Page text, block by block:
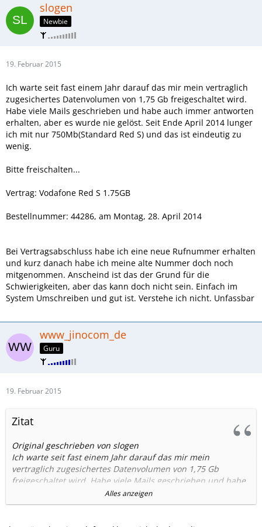
slogen
Newbie
19. Februar 2015
Ich warte seit fast einem Jahr darauf das mir mein vertraglich
zugesichertes Datenvolumen von 1,75 Gb freigeschaltet wird.
Habe viele Mails geschrieben und habe auch immer antworten
erhalten, aber es wurde nie gelöst. Seit Ende April 2014 lunger
ich mit nur 750Mb(Standard Red S) und das ist eindeutig zu
wenig.
Bitte freischalten...
Vertrag: Vodafone Red S 1.75GB
Bestellnummer: 44286, am Montag, 28. April 2014
Bei Vertragsabschluss habe ich eine neue Rufnummer erhalten
und kurz danach habe ich meine alte Nummer doch noch
mitgenommen. Anscheind ist das der Grund für die
Schwierigkeiten, aber das kann doch nicht sein. Einfach im
System Umschreiben und gut ist. Verstehe ich nicht. Unfassbar
www_jinocom_de
Guru
19. Februar 2015
Zitat
Original geschrieben von slogen
Ich warte seit fast einem Jahr darauf das mir mein
vertraglich zugesichertes Datenvolumen von 1,75 Gb
freigeschaltet wird. Habe viele Mails geschrieben und habe
auch immer antworten erhalten, aber es wurde nie gelöst.
Seit Ende April 2014 lunger ich mit nur 750Mb(Standard Red
Alles anzeigen